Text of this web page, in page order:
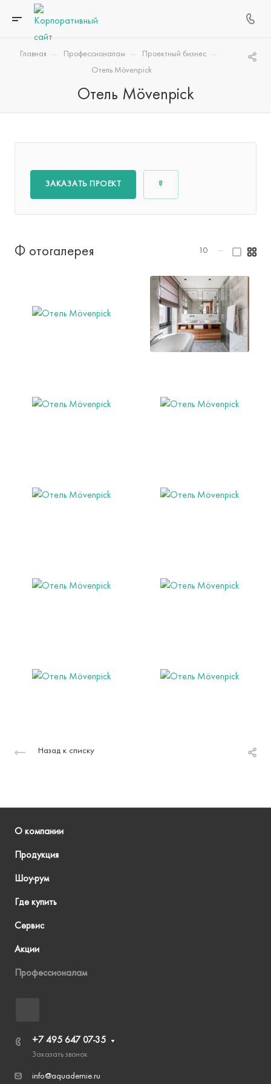
Главная — Профессионалам — Проектный бизнес —
Отель Mövenpick
Отель Mövenpick
ЗАКАЗАТЬ ПРОЕКТ ?
Фотогалерея 10 —
Назад к списку
О компании
Продукция
Шоу-рум
Где купить
Сервис
Акции
Профессионалам
+7 495 647 07-35
Заказать звонок
info@aquademie.ru